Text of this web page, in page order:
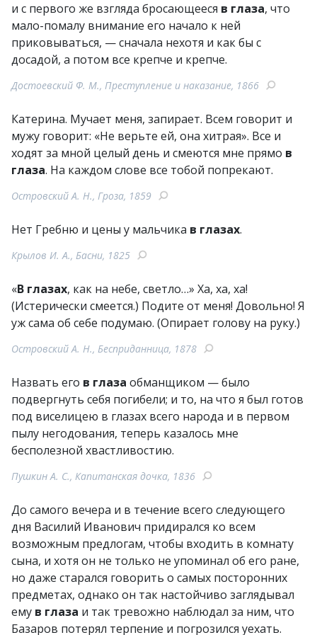
и с первого же взгляда бросающееся в глаза, что
мало-помалу внимание его начало к ней
приковываться, — сначала нехотя и как бы с
досадой, а потом все крепче и крепче.
Достоевский Ф. М., Преступление и наказание, 1866
Катерина. Мучает меня, запирает. Всем говорит и
мужу говорит: «Не верьте ей, она хитрая». Все и
ходят за мной целый день и смеются мне прямо в
глаза. На каждом слове все тобой попрекают.
Островский А. Н., Гроза, 1859
Нет Гребню и цены у мальчика в глазах.
Крылов И. А., Басни, 1825
«В глазах, как на небе, светло…» Ха, ха, ха!
(Истерически смеется.) Подите от меня! Довольно! Я
уж сама об себе подумаю. (Опирает голову на руку.)
Островский А. Н., Бесприданница, 1878
Назвать его в глаза обманщиком — было
подвергнуть себя погибели; и то, на что я был готов
под виселицею в глазах всего народа и в первом
пылу негодования, теперь казалось мне
бесполезной хвастливостию.
Пушкин А. С., Капитанская дочка, 1836
До самого вечера и в течение всего следующего
дня Василий Иванович придирался ко всем
возможным предлогам, чтобы входить в комнату
сына, и хотя он не только не упоминал об его ране,
но даже старался говорить о самых посторонних
предметах, однако он так настойчиво заглядывал
ему в глаза и так тревожно наблюдал за ним, что
Базаров потерял терпение и погрозился уехать.